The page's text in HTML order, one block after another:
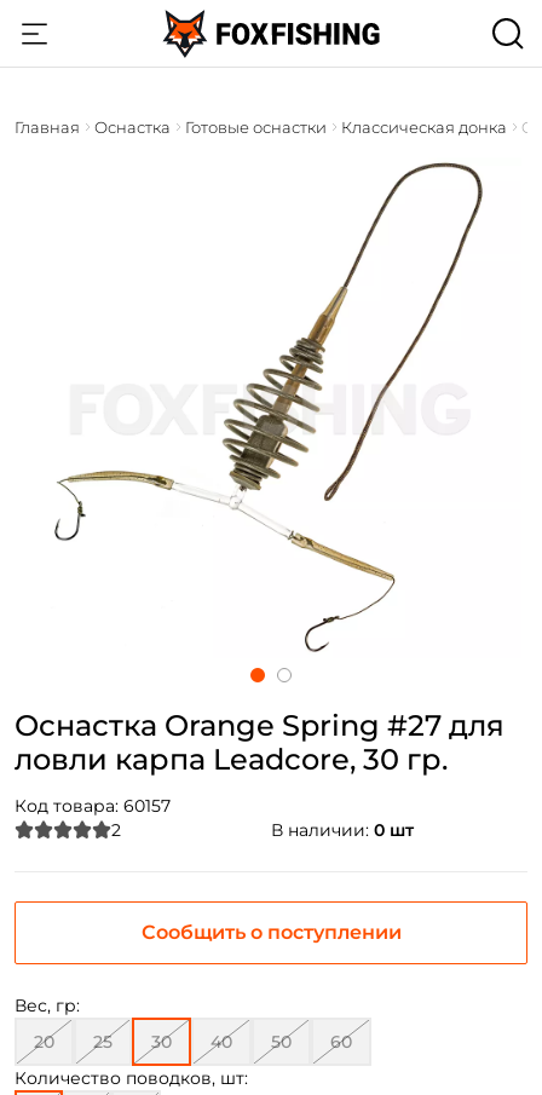
Главная Оснастка Готовые оснастки Классическая донка
Оснастка Orange Spring #27 для
ловли карпа Leadcore, 30 гр.
Код товара: 60157
2
В наличии: 0 шт
Вес, гр:
20
25 30 40 50
60
Количество поводков, шт:
Сообщить о поступлении